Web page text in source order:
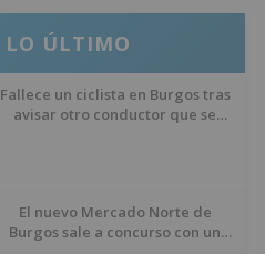
LO ÚLTIMO
Fallece un ciclista en Burgos tras
avisar otro conductor que se
El nuevo Mercado Norte de
Burgos sale a concurso con un